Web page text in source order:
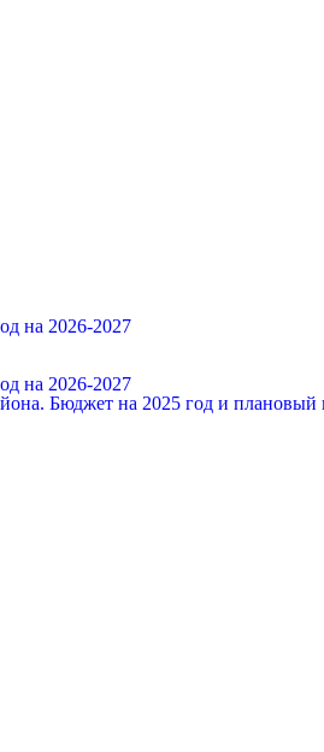
на 2026-2027
на 2026-2027
Бюджет на 2025 год и плановый